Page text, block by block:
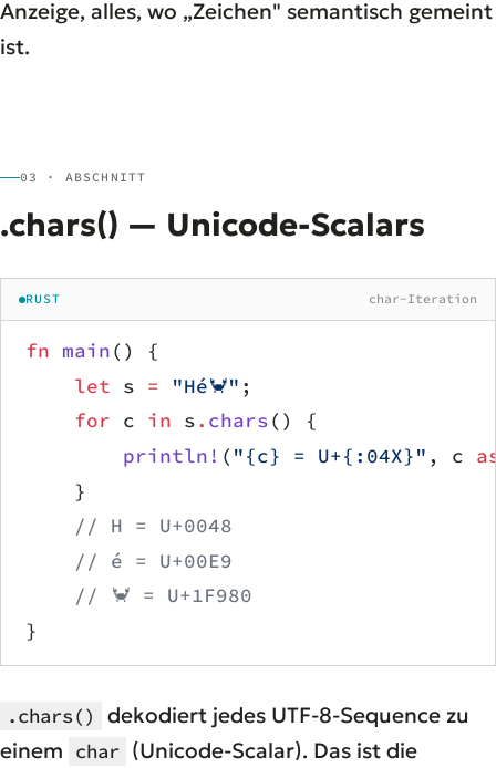
Anzeige, alles, wo „Zeichen" semantisch gemeint
ist.
03 · ABSCHNITT
.chars() — Unicode-Scalars
RUST char-Iteration
fn main() {
    let
s = "Hé🦀" ;
    for
c in s. chars() {
        println!
( "{c} = U+{:04X}" , c
    }
    // H = U+0048
    // é = U+00E9
    // 🦀 = U+1F980
}
.chars()
dekodiert jedes UTF-8-Sequence zu
einem char (Unicode-Scalar). Das ist die